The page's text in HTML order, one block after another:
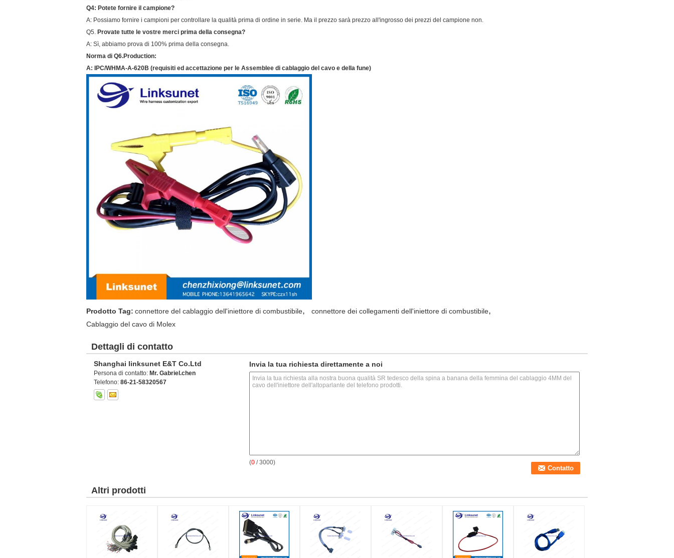
Q4: Potete fornire il campione?
A: Possiamo fornire i campioni per controllare la qualità prima di ordine in serie. Ma il prezzo sarà prezzo all'ingrosso dei prezzi del campione non.
Q5. Provate tutte le vostre merci prima della consegna?
A: Sì, abbiamo prova di 100% prima della consegna.
Norma di Q6.Production:
A:
IPC/WHMA-A-620B (requisiti ed accettazione per le Assemblee di cablaggio del cavo e della fune)
Prodotto Tag: connettore del cablaggio dell'iniettore di combustibile, connettore dei collegamenti dell'iniettore di combustibile,
Cablaggio del cavo di Molex
Dettagli di contatto
Shanghai linksunet E&T Co.Ltd
Persona di contatto: Mr. Gabriel.chen
Telefono: 86-21-58320567
Invia la tua richiesta direttamente a noi
(0 / 3000)
Altri prodotti